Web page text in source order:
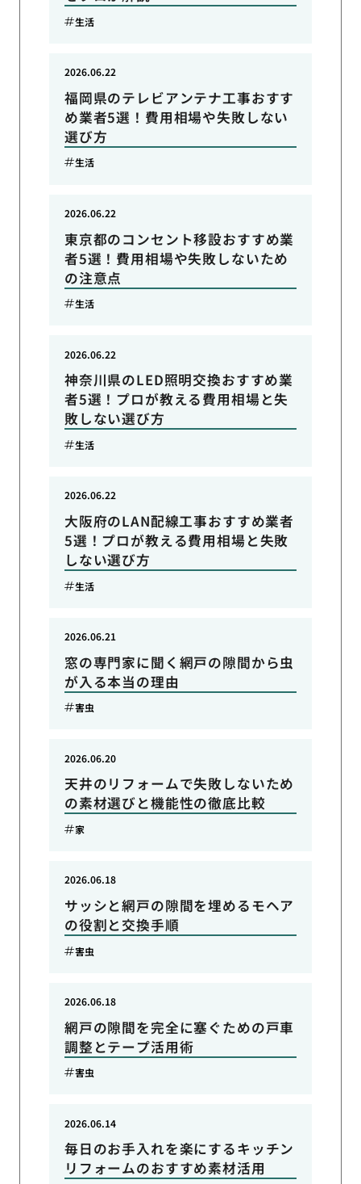
生活
福岡県のテレビアンテナ工事おすす
め業者5選！費用相場や失敗しない
選び方
2026.06.22
生活
東京都のコンセント移設おすすめ業
者5選！費用相場や失敗しないため
の注意点
2026.06.22
生活
神奈川県のLED照明交換おすすめ業
者5選！プロが教える費用相場と失
敗しない選び方
2026.06.22
生活
大阪府のLAN配線工事おすすめ業者
5選！プロが教える費用相場と失敗
しない選び方
2026.06.22
生活
窓の専門家に聞く網戸の隙間から虫
が入る本当の理由
2026.06.21
害虫
天井のリフォームで失敗しないため
の素材選びと機能性の徹底比較
2026.06.20
家
サッシと網戸の隙間を埋めるモヘア
の役割と交換手順
2026.06.18
害虫
網戸の隙間を完全に塞ぐための戸車
調整とテープ活用術
2026.06.18
害虫
毎日のお手入れを楽にするキッチン
リフォームのおすすめ素材活用
2026.06.14